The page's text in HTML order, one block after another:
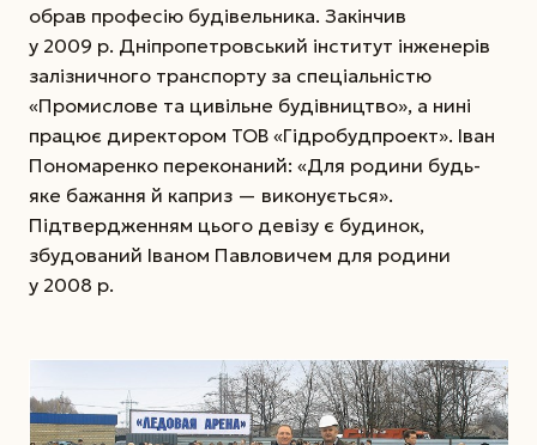
обрав професію будівельника. Закінчив
у 2009 р. Дніпропетровський інститут інженерів
залізничного транспорту за спеціальністю
«Промислове та цивільне будівництво», а нині
працює директором ТОВ «Гідробудпроект». Іван
Пономаренко переконаний: «Для родини будь-
яке бажання й каприз — виконується».
Підтвердженням цього девізу є будинок,
збудований Іваном Павловичем для родини
у 2008 р.